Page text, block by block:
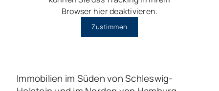
Browser hier deaktivieren.
Zustimmen
Immobilien im Süden von Schleswig-